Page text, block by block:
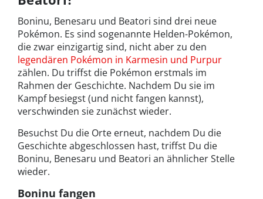
Boninu, Benesaru und Beatori sind drei neue
Pokémon. Es sind sogenannte Helden-Pokémon,
die zwar einzigartig sind, nicht aber zu den
legendären Pokémon in Karmesin und Purpur
zählen. Du triffst die Pokémon erstmals im
Rahmen der Geschichte. Nachdem Du sie im
Kampf besiegst (und nicht fangen kannst),
verschwinden sie zunächst wieder.
Besuchst Du die Orte erneut, nachdem Du die
Geschichte abgeschlossen hast, triffst Du die
Boninu, Benesaru und Beatori an ähnlicher Stelle
wieder.
Boninu fangen